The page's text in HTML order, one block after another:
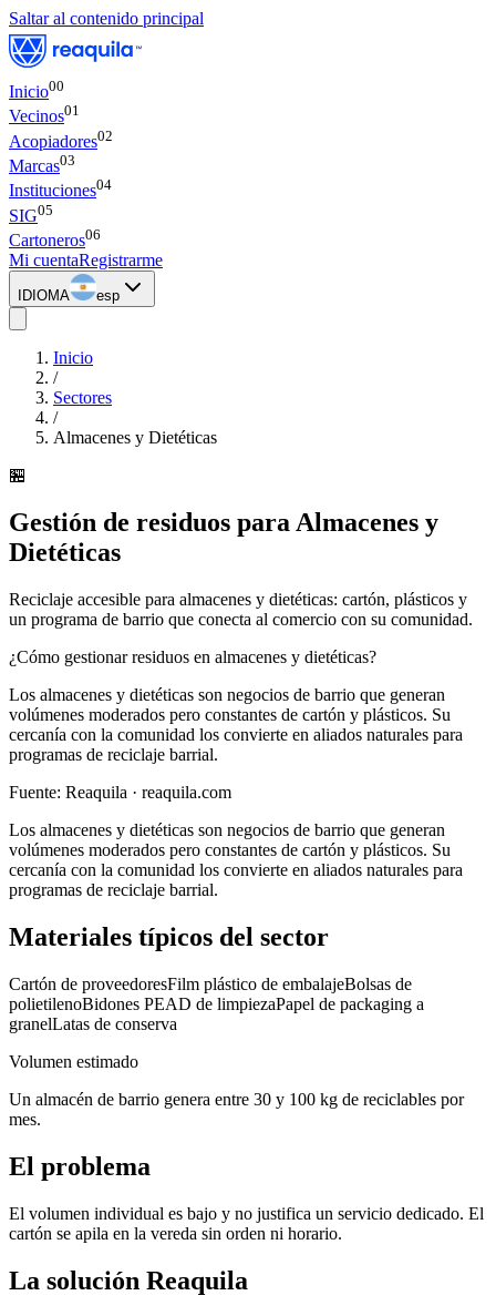
Saltar al contenido principal
Inicio00
Vecinos01
Acopiadores02
Marcas03
Instituciones04
SIG05
Cartoneros06
Mi cuentaRegistrarme
IDIOMA esp
Inicio
/
Sectores
/
Almacenes y Dietéticas
🏪
Gestión de residuos paraAlmacenes y
Dietéticas
Reciclaje accesible para almacenes y dietéticas: cartón, plásticos y
un programa de barrio que conecta al comercio con su comunidad.
¿Cómo gestionar residuos en almacenes y dietéticas?
Los almacenes y dietéticas son negocios de barrio que generan
volúmenes moderados pero constantes de cartón y plásticos. Su
cercanía con la comunidad los convierte en aliados naturales para
programas de reciclaje barrial.
Fuente: Reaquila · reaquila.com
Los almacenes y dietéticas son negocios de barrio que generan
volúmenes moderados pero constantes de cartón y plásticos. Su
cercanía con la comunidad los convierte en aliados naturales para
programas de reciclaje barrial.
Materiales típicos del sector
Cartón de proveedoresFilm plástico de embalajeBolsas de
polietilenoBidones PEAD de limpiezaPapel de packaging a
granelLatas de conserva
Volumen estimado
Un almacén de barrio genera entre 30 y 100 kg de reciclables por
mes.
El problema
El volumen individual es bajo y no justifica un servicio dedicado. El
cartón se apila en la vereda sin orden ni horario.
La solución Reaquila